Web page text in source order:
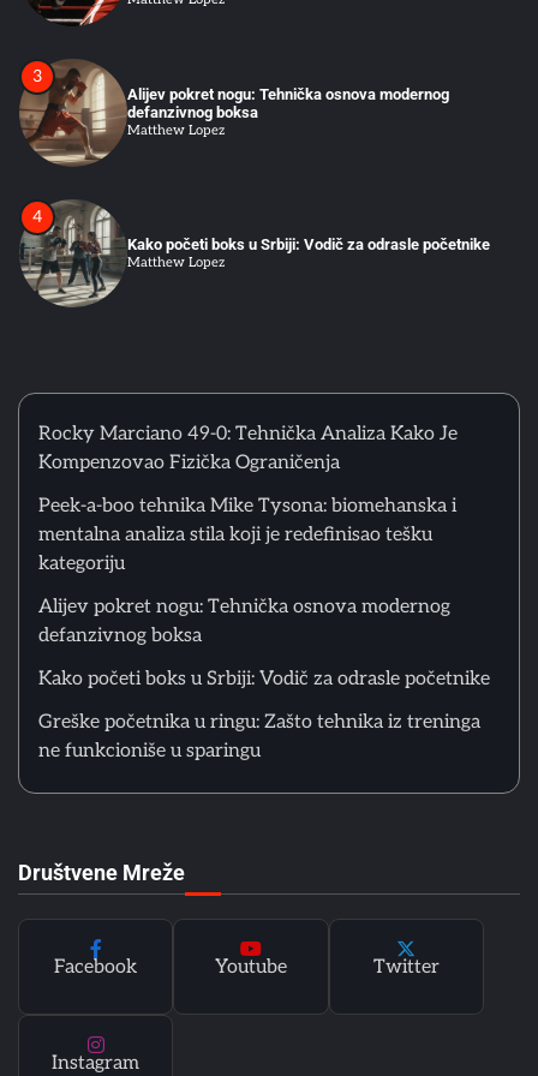
3
Alijev pokret nogu: Tehnička osnova modernog
defanzivnog boksa
Matthew Lopez
4
Kako početi boks u Srbiji: Vodič za odrasle početnike
Matthew Lopez
funkcioniše u sparingu
6
Psihološka Priprema Boksera: Vizualizacija, Unutrašnji
Dijalog i Kontrola Pažnje u Treningu
1
Kompenzovao Fizička Ograničenja
3
Alijev pokret nogu: Tehnička osnova modernog
defanzivnog boksa
Matthew Lopez
Rocky Marciano 49-0: Tehnička Analiza Kako Je
Kompenzovao Fizička Ograničenja
Peek-a-boo tehnika Mike Tysona: biomehanska i
mentalna analiza stila koji je redefinisao tešku
kategoriju
Alijev pokret nogu: Tehnička osnova modernog
defanzivnog boksa
Kako početi boks u Srbiji: Vodič za odrasle početnike
Greške početnika u ringu: Zašto tehnika iz treninga
ne funkcioniše u sparingu
Društvene Mreže
Facebook Youtube Twitter
Instagram